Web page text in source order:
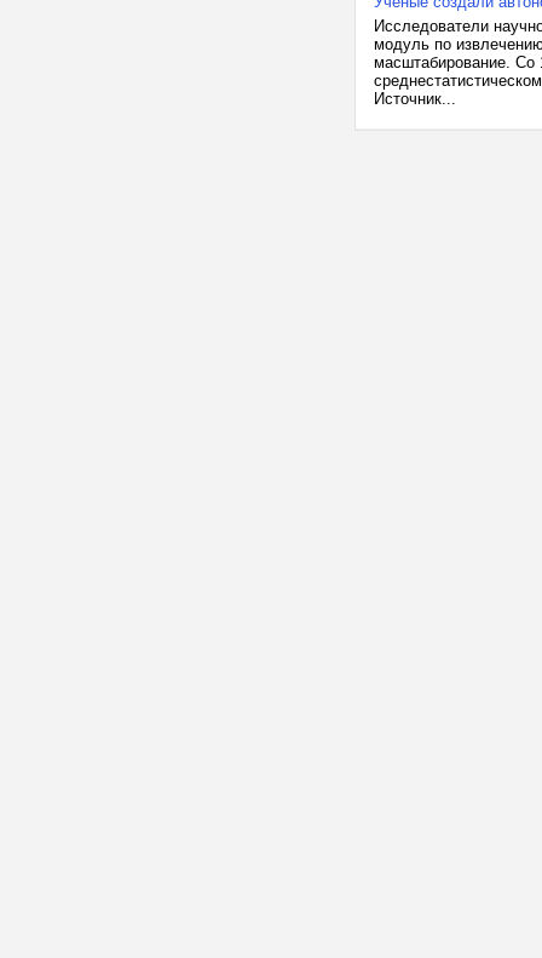
Исследователи
модуль по
масштабирование. Со
Источник...